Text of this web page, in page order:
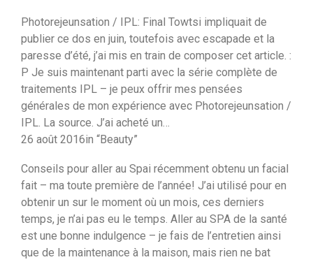
Photorejeunsation / IPL: Final Towtsi impliquait de
publier ce dos en juin, toutefois avec escapade et la
paresse d’été, j’ai mis en train de composer cet article. :
P Je suis maintenant parti avec la série complète de
traitements IPL – je peux offrir mes pensées
générales de mon expérience avec Photorejeunsation /
IPL. La source. J’ai acheté un…
26 août 2016in “Beauty”
Conseils pour aller au Spai récemment obtenu un facial
fait – ma toute première de l’année! J’ai utilisé pour en
obtenir un sur le moment où un mois, ces derniers
temps, je n’ai pas eu le temps. Aller au SPA de la santé
est une bonne indulgence – je fais de l’entretien ainsi
que de la maintenance à la maison, mais rien ne bat